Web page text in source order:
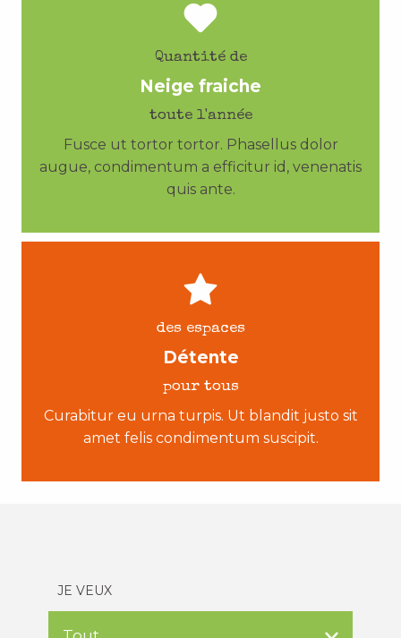
Quantité de
Neige fraiche
toute l'année
Fusce ut tortor tortor. Phasellus dolor
augue, condimentum a efficitur id, venenatis
quis ante.
des espaces
Détente
pour tous
Curabitur eu urna turpis. Ut blandit justo sit
amet felis condimentum suscipit.
JE VEUX